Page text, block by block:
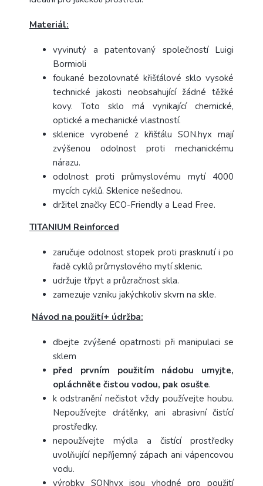
Materiál:
vyvinutý a patentovaný společností Luigi
Bormioli
foukané bezolovnaté křišťálové sklo vysoké
technické jakosti neobsahující žádné těžké
kovy. Toto sklo má vynikající chemické,
optické a mechanické vlastností.
sklenice vyrobené z křišťálu SON.hyx mají
zvýšenou odolnost proti mechanickému
nárazu.
odolnost proti průmyslovému mytí 4000
mycích cyklů. Sklenice nešednou.
držitel značky ECO-Friendly a Lead Free.
TITANIUM Reinforced
zaručuje odolnost stopek proti prasknutí i po
řadě cyklů průmyslového mytí sklenic.
udržuje třpyt a průzračnost skla.
zamezuje vzniku jakýchkoliv skvrn na skle.
Návod na použití+ údržba:
dbejte zvýšené opatrnosti při manipulaci se
sklem
před prvním použitím nádobu umyjte,
opláchněte čistou vodou, pak osušte.
k odstranění nečistot vždy používejte houbu.
Nepoužívejte drátěnky, ani abrasivní čistící
prostředky.
nepoužívejte mýdla a čistící prostředky
uvolňující nepříjemný zápach ani vápencovou
vodu.
výrobky SONhyx jsou vhodné pro použití